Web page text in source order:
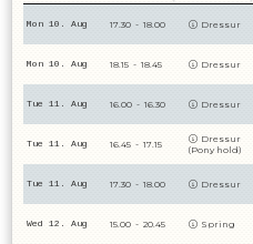
Mon 10. Aug 17.30 - 18.00 Dressur
Mon 10. Aug 18.15 - 18.45 Dressur
Tue 11. Aug 16.00 - 16.30 Dressur
Tue 11. Aug 16.45 - 17.15
Dressur
(Pony hold)
Tue 11. Aug 17.30 - 18.00 Dressur
Wed 12. Aug 15.00 - 20.45 Spring